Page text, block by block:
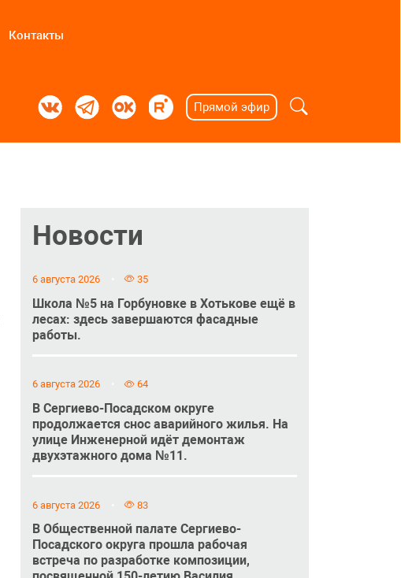
Контакты
Прямой эфир
Новости
6 августа 2026 35
Школа №5 на Горбуновке в Хотькове ещё в
лесах: здесь завершаются фасадные
работы.
6 августа 2026 64
В Сергиево-Посадском округе
продолжается снос аварийного жилья. На
улице Инженерной идёт демонтаж
двухэтажного дома №11.
6 августа 2026 83
В Общественной палате Сергиево-
Посадского округа прошла рабочая
встреча по разработке композиции,